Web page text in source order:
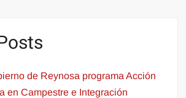
de Reynosa programa Acción
en Campestre e Integración